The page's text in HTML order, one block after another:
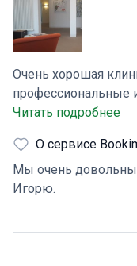
Очень хорошая
профессиональные
обстановка и очень
организацию
Читать подробнее
О сервисе
Мы очень довольны
Игорю.